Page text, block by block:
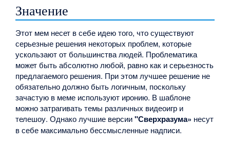
Значение
Этот мем несет в себе идею того, что существуют
серьезные решения некоторых проблем, которые
ускользают от большинства людей. Проблематика
может быть абсолютно любой, равно как и серьезность
предлагаемого решения. При этом лучшее решение не
обязательно должно быть логичным, поскольку
зачастую в меме используют иронию. В шаблоне
можно затрагивать темы различных видеоигр и
телешоу. Однако лучшие версии"Сверхразума» несут
в себе максимально бессмысленные надписи.